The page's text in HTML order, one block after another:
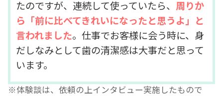
たのですが、連続して使っていたら、 周りか
ら「前に比べてきれいになったと思うよ」と
言われました。仕事でお客様に会う時に、身
だしなみとして歯の清潔感は大事だと思って
います。
体験談は、依頼の上インタビュー実施したもので